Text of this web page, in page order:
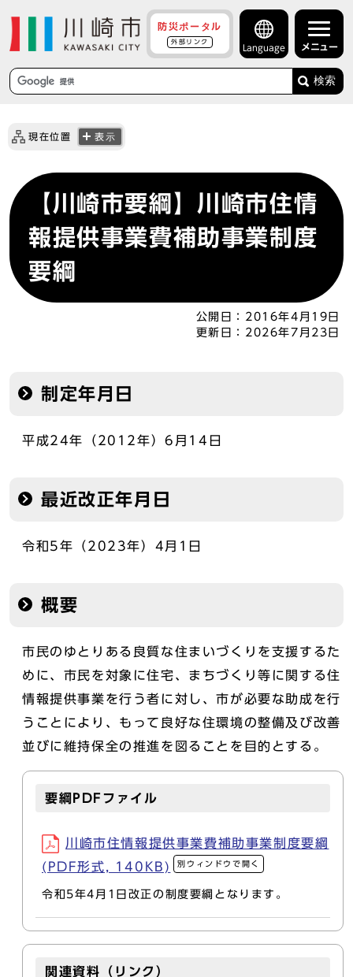
防災ポータル
外部リンク
Language メニュー
検索
現在位置 表示
【川崎市要綱】川崎市住情
報提供事業費補助事業制度
要綱
公開日： 2016年4月19日
更新日： 2026年7月23日
制定年月日
平成24年（2012年）6月14日
最近改正年月日
令和5年（2023年）4月1日
概要
市民のゆとりある良質な住まいづくりを支援するた
めに、市民を対象に住宅、まちづくり等に関する住
情報提供事業を行う者に対し、市が必要な助成を行
うことにより、もって良好な住環境の整備及び改善
並びに維持保全の推進を図ることを目的とする。
要綱PDFファイル
川崎市住情報提供事業費補助事業制度要綱
(PDF形式, 140KB)
別ウィンドウで開く
令和5年4月1日改正の制度要綱となります。
関連資料（リンク）